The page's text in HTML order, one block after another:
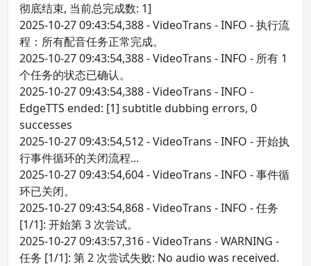
彻底结束, 当前总完成数: 1]
2025-10-27 09:43:54,388 - VideoTrans - INFO - 执行流
程：所有配音任务正常完成。
2025-10-27 09:43:54,388 - VideoTrans - INFO - 所有 1
个任务的状态已确认。
2025-10-27 09:43:54,388 - VideoTrans - INFO -
EdgeTTS ended: [1] subtitle dubbing errors, 0
successes
2025-10-27 09:43:54,512 - VideoTrans - INFO - 开始执
行事件循环的关闭流程...
2025-10-27 09:43:54,604 - VideoTrans - INFO - 事件循
环已关闭。
2025-10-27 09:43:54,868 - VideoTrans - INFO - 任务
[1/1]: 开始第 3 次尝试。
2025-10-27 09:43:57,316 - VideoTrans - WARNING -
任务 [1/1]: 第 2 次尝试失败: No audio was received.